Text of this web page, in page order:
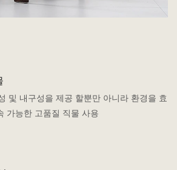
및 내구성을 제공 할뿐만 아니라 환경을 효
가능한 고품질 직물 사용